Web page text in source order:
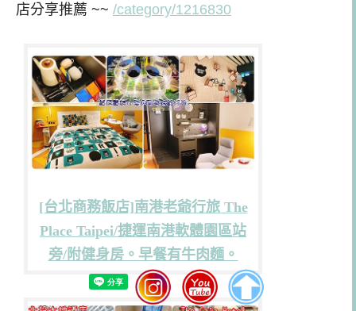
店分享推薦 ~~ /category/1216830
[台北商務飯店]南港老爺行旅 The
Place Taipei/捷運南港軟體園區站
旁/附健身房。早餐有牛肉麵。